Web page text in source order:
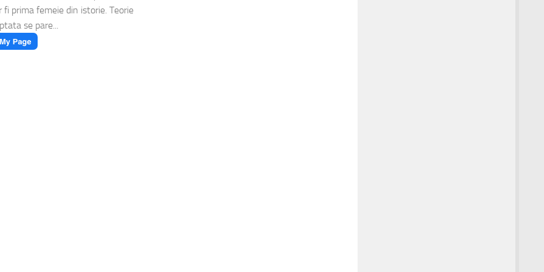
fi prima femeie din istorie. Teorie
se pare...